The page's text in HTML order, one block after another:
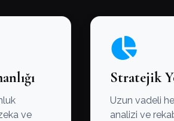
ve
Stratejik
Uzun vadeli
analizi ve